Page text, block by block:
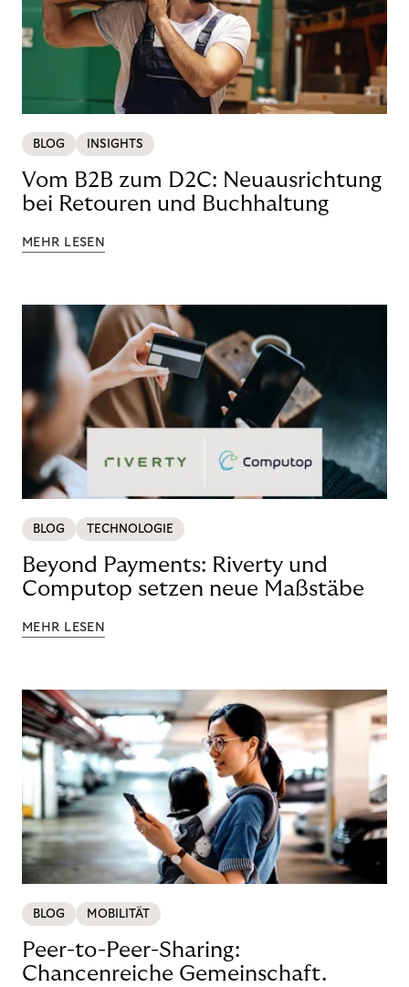
BLOG INSIGHTS
Vom B2B zum D2C: Neuausrichtung
bei Retouren und Buchhaltung
MEHR LESEN
BLOG TECHNOLOGIE
Beyond Payments: Riverty und
Computop setzen neue Maßstäbe
MEHR LESEN
BLOG MOBILITÄT
Peer-to-Peer-Sharing:
Chancenreiche Gemeinschaft.